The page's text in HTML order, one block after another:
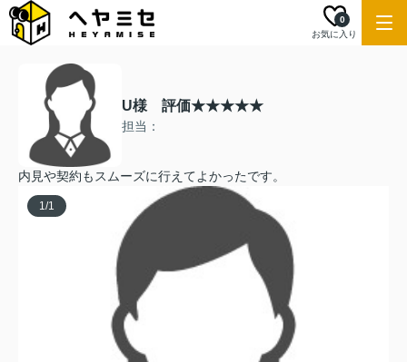
お気に入り
0
U様 評価★★★★★
担当：
内見や契約もスムーズに行えてよかったです。
1/1